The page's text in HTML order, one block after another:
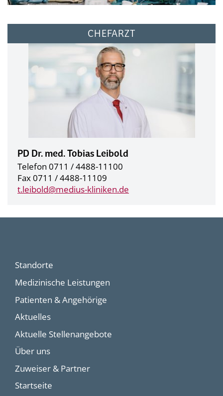
CHEFARZT
PD Dr. med. Tobias Leibold
Telefon 0711 / 4488-11100
Fax 0711 / 4488-11109
t.leibold@medius-kliniken.de
Standorte
Medizinische Leistungen
Patienten & Angehörige
Aktuelles
Aktuelle Stellenangebote
Über uns
Zuweiser & Partner
Startseite